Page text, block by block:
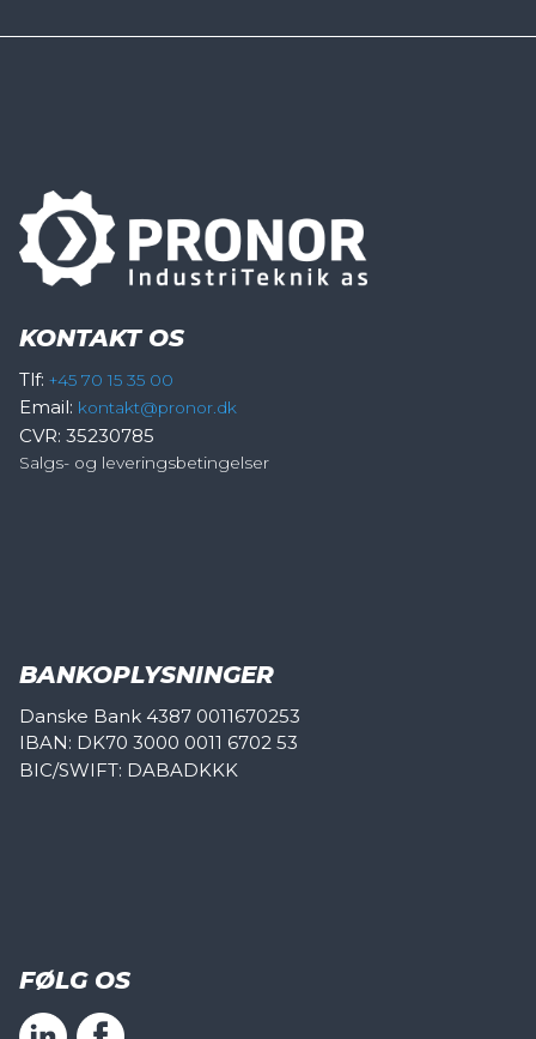
KONTAKT OS
Tlf: +45 70 15 35 00
Email: kontakt@pronor.dk
CVR: 35230785
Salgs- og leveringsbetingelser
BANKOPLYSNINGER
Danske Bank 4387 0011670253
IBAN: DK70 3000 0011 6702 53
BIC/SWIFT: DABADKKK
FØLG OS